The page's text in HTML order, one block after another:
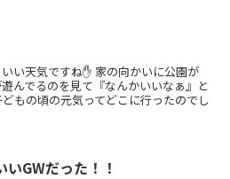
い天気ですね✋ 家の向かいに公園が
んでるのを見て『なんかいいなぁ』と
もの頃の元気ってどこに行ったのでし
いGWだった！！